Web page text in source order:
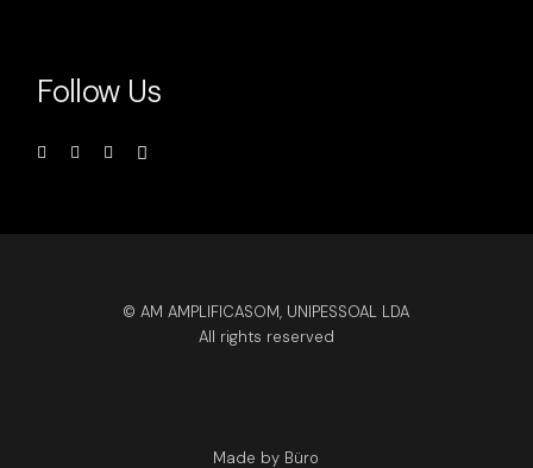
Follow Us
© AM AMPLIFICASOM, UNIPESSOAL LDA
All rights reserved
Made by Büro